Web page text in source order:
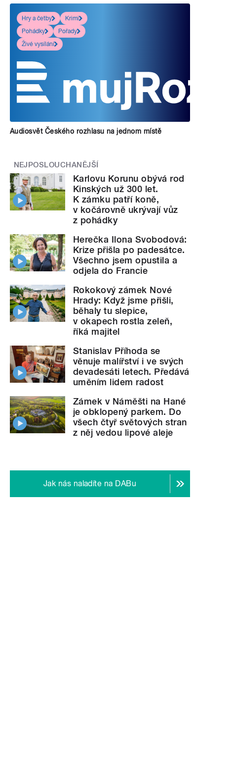
Hry a četby
Krimi
Pohádky
Pořady
Živé vysílání
Audiosvět Českého rozhlasu na jednom místě
NEJPOSLOUCHANĚJŠÍ
Karlovu Korunu obývá rod
Kinských už 300 let.
K zámku patří koně,
v kočárovně ukrývají vůz
z pohádky
Herečka Ilona Svobodová:
Krize přišla po padesátce.
Všechno jsem opustila a
odjela do Francie
Rokokový zámek Nové
Hrady: Když jsme přišli,
běhaly tu slepice,
v okapech rostla zeleň,
říká majitel
Stanislav Příhoda se
věnuje malířství i ve svých
devadesáti letech. Předává
uměním lidem radost
Zámek v Náměšti na Hané
je obklopený parkem. Do
všech čtyř světových stran
z něj vedou lipové aleje
Jak nás naladíte na DABu